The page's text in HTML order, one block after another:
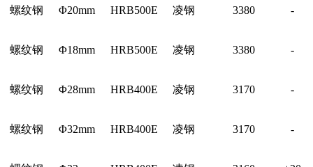
螺纹钢 Φ20mm HRB500E 凌钢 3380 -
螺纹钢 Φ18mm HRB500E 凌钢 3380 -
螺纹钢 Φ28mm HRB400E 凌钢 3170 -
螺纹钢 Φ32mm HRB400E 凌钢 3170 -